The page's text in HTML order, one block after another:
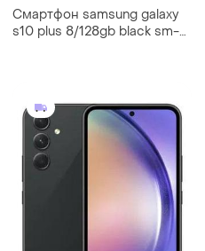
Смартфон samsung galaxy
s10 plus 8/128gb black sm-